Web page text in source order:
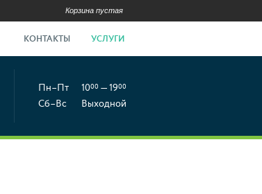
Корзина пустая
КОНТАКТЫ УСЛУГИ
Пн–Пт 1000 — 1900
Сб–Вс Выходной